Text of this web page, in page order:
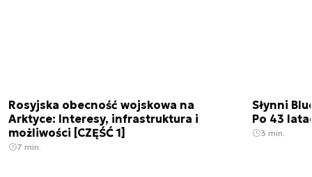
Rosyjska obecność wojskowa na
Arktyce: Interesy, infrastruktura i
możliwości [CZĘŚĆ 1]
7 min.
Słynni
Po 43
3 min.